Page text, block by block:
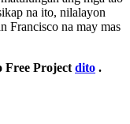
na ito, nilalayon
Francisco na may mas
Free Project dito .